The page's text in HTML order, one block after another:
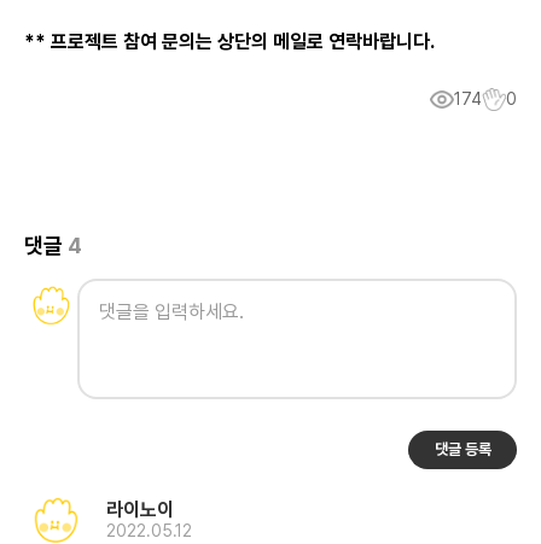
** 프로젝트 참여 문의는 상단의 메일로 연락바랍니다.
174 0
댓글 4
댓글 등록
라이노이
2022.05.12